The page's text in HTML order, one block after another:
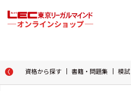
資格から探す 書籍・問題集 模